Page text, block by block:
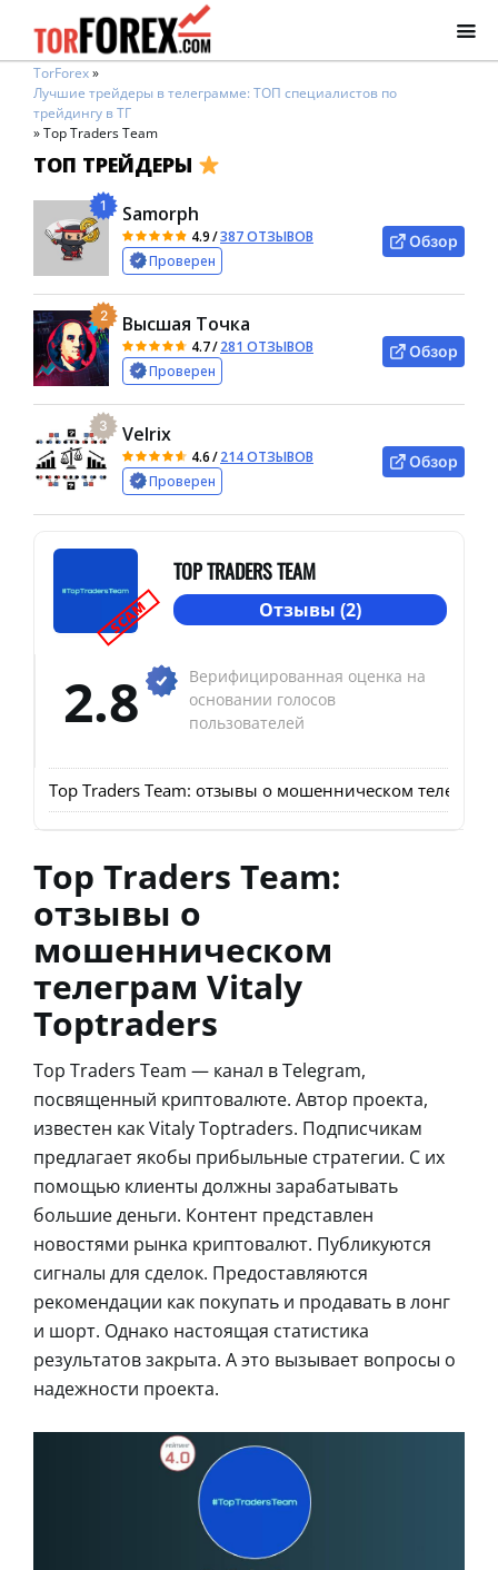
TorForex»
Лучшие трейдеры в телеграмме: ТОП специалистов по
трейдингу в ТГ
»Top Traders Team
ТОП ТРЕЙДЕРЫ
1 Samorph
4.9/387 ОТЗЫВОВ
Проверен
Обзор
2 Высшая Точка
4.7/281 ОТЗЫВОВ
Проверен
Обзор
3 Velrix
4.6/214 ОТЗЫВОВ
Проверен
Обзор
SCAM
TOP TRADERS TEAM
Отзывы (2)
2.8
Верифицированная оценка на
основании голосов
пользователей
Top Traders Team: отзывы о мошенническом телеграм
Top Traders Team:
отзывы о
мошенническом
телеграм Vitaly
Toptraders
Top Traders Team — канал в Telegram,
посвященный криптовалюте. Автор проекта,
известен как Vitaly Toptraders. Подписчикам
предлагает якобы прибыльные стратегии. С их
помощью клиенты должны зарабатывать
большие деньги. Контент представлен
новостями рынка криптовалют. Публикуются
сигналы для сделок. Предоставляются
рекомендации как покупать и продавать в лонг
и шорт. Однако настоящая статистика
результатов закрыта. А это вызывает вопросы о
надежности проекта.